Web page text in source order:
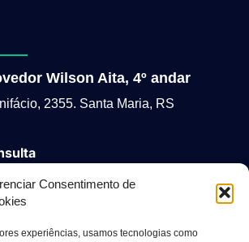
Consentimento de
experiências, usamos tecnologias como
Wilson Aita, 4º andar
2355. Santa Maria, RS